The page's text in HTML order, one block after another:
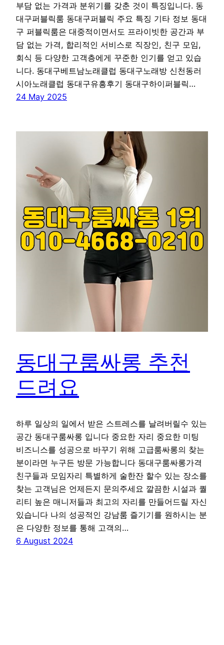
부담 없는 가격과 분위기를 갖춘 것이 특징입니다. 동
대구퍼블릭룸 동대구퍼블릭 주요 특징 기타 정보 동대
구 퍼블릭룸은 대중적이면서도 프라이빗한 공간과 부
담 없는 가격, 합리적인 서비스로 직장인, 친구 모임,
회식 등 다양한 고객층에게 꾸준한 인기를 얻고 있습
니다. 동대구베트남노래클럽 동대구노래방 신천동러
시아노래클럽 동대구유흥후기 동대구하이퍼블릭…
24 May 2025
동대구룸싸롱 추천
드려요
하루 일상의 일에서 받은 스트레스를 날려버릴수 있는
공간 동대구룸싸롱 입니다 중요한 자리 중요한 미팅
비즈니스를 성공으로 바꾸기 위해 고급룸싸롱의 찾는
분이라면 누구든 방문 가능합니다 동대구룸싸롱가격
친구들과 모임자리 특별하게 술한잔 할수 있는 장소를
찾는 고객님은 언제든지 문의주세요 깔끔한 시설과 퀄
리티 높은 매니저들과 최고의 자리를 만들어드릴 자신
있습니다 나의 성공적인 강남룸 즐기기를 원하시는 분
은 다양한 정보를 통해 고객의…
6 August 2024